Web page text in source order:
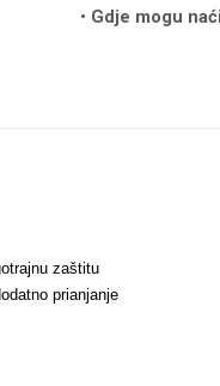
Gdje mogu
zaštitu
prianjanje